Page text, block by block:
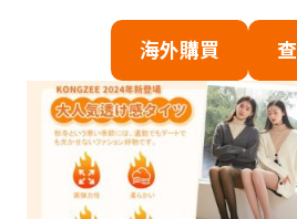
海外購買